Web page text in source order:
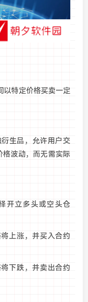
以特定价格买卖一定
生品，允许用户交
波动，而无需实际
开立多头或空头仓
上涨，并买入合约
下跌，并卖出合约